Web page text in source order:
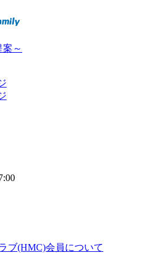
～
ブ(HMC)会員について